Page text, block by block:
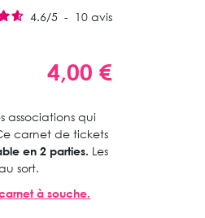
4.6/5 - 10 avis
4,00 €
associations qui
carnet de tickets
en 2 parties. Les
sort.
à souche.